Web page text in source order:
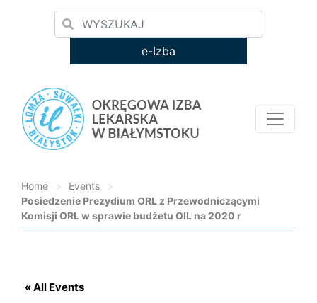
e-Izba
Home > Events
>
Posiedzenie Prezydium ORL z Przewodniczącymi
Komisji ORL w sprawie budżetu OIL na 2020 r
« All Events